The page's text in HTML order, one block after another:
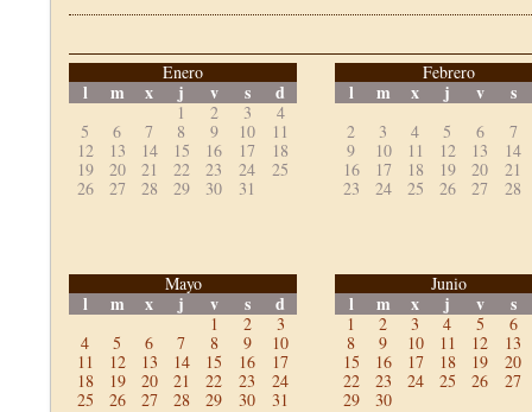
Enero
l m x j v s d
1 2 3
4
5
6 7 8 9 10
11
12
13 14 15 16 17
18
19
20 21 22 23 24
25
26
27 28 29 30 31
Febrero
l m x j v s
2 3 4 5 6
7
9
10 11 12 13
14
16
17 18 19 20
21
23
24 25 26 27 28
Mayo
l m x j v s d
1 2
3
4
5 6 7 8 9
10
11
12 13 14 15 16
17
18
19 20 21 22 23
24
25
26 27 28 29 30 31
Junio
l m x j v s
1 2 3 4 5
6
8
9 10 11 12
13
15
16 17 18 19
20
22
23 24 25 26
27
29
30